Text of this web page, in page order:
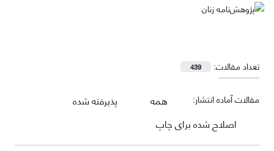
تعداد مقالات: 439
مقالات آماده انتشار: همه
پذیرفته شده
اصلاح شده برای چاپ